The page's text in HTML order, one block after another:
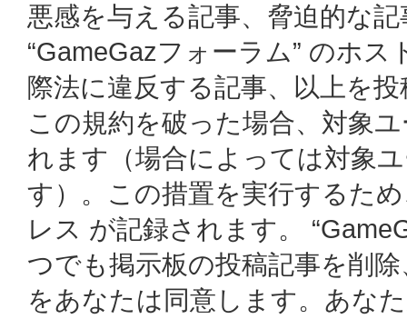
悪感を与える記事、脅迫的な
“GameGazフォーラム” のホ
際法に違反する記事、以上を
この規約を破った場合、対象
れます（場合によっては対象
す）。この措置を実行するた
レス が記録されます。
つでも掲示板の投稿記事を削
をあなたは同意します。あな